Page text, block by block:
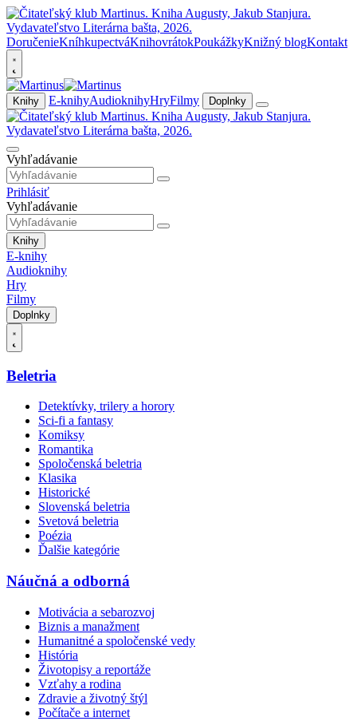
DoručenieKníhkupectváKnihovrátokPoukážkyKnižný blogKontakt
Knihy E-knihyAudioknihyHryFilmy Doplnky
Vyhľadávanie
Prihlásiť
Vyhľadávanie
Knihy
E-knihy
Audioknihy
Hry
Filmy
Doplnky
Beletria
Detektívky, trilery a horory
Sci-fi a fantasy
Komiksy
Romantika
Spoločenská beletria
Klasika
Historické
Slovenská beletria
Svetová beletria
Poézia
Ďalšie kategórie
Náučná a odborná
Motivácia a sebarozvoj
Biznis a manažment
Humanitné a spoločenské vedy
História
Životopisy a reportáže
Vzťahy a rodina
Zdravie a životný štýl
Počítače a internet